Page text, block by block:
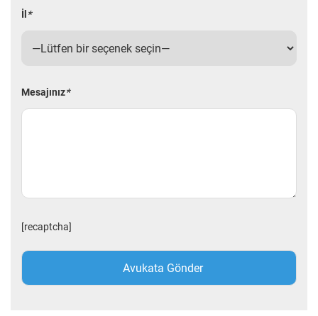
İl *
Mesajınız*
[recaptcha]